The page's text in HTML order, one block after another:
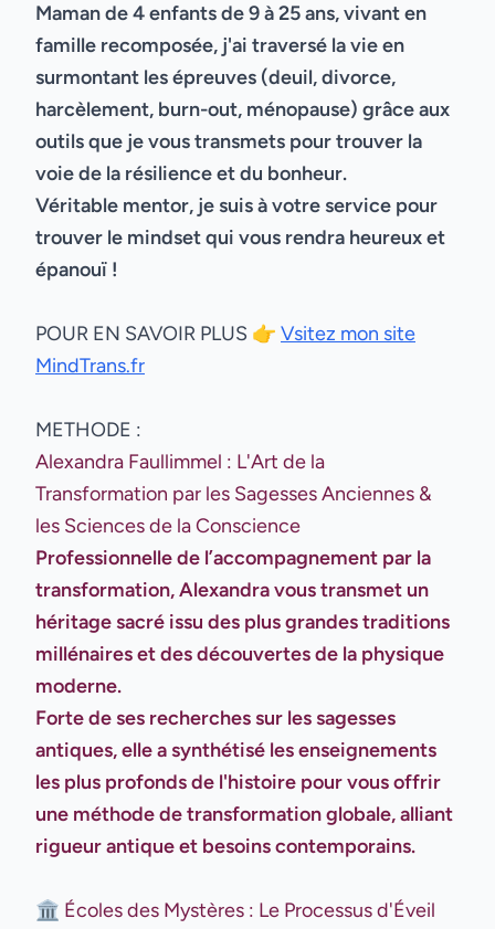
Maman de 4 enfants de 9 à 25 ans, vivant en
famille recomposée, j'ai traversé la vie en
surmontant les épreuves (deuil, divorce,
harcèlement, burn-out, ménopause) grâce aux
outils que je vous transmets pour trouver la
voie de la résilience et du bonheur.
Véritable mentor, je suis à votre service pour
trouver le mindset qui vous rendra heureux et
épanouï !
POUR EN SAVOIR PLUS 👉 Vsitez mon site
MindTrans.fr
METHODE :
Alexandra Faullimmel : L'Art de la
Transformation par les Sagesses Anciennes &
les Sciences de la Conscience
Professionnelle de l’accompagnement par la
transformation, Alexandra vous transmet un
héritage sacré issu des plus grandes traditions
millénaires et des découvertes de la physique
moderne.
Forte de ses recherches sur les sagesses
antiques, elle a synthétisé les enseignements
les plus profonds de l'histoire pour vous offrir
une méthode de transformation globale, alliant
rigueur antique et besoins contemporains.
🏛️ Écoles des Mystères : Le Processus d'Éveil